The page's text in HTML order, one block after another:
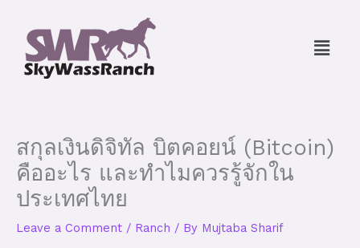
content
Menu
สกุลเงินดิจิทัล บิตคอยน์ (Bitcoin)
คืออะไร และทำไมควรรู้จักใน
ประเทศไทย
Leave a Comment / Ranch / By Mujtaba Sharif